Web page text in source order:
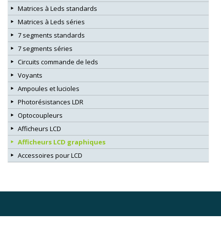
Matrices à Leds standards
Matrices à Leds séries
7 segments standards
7 segments séries
Circuits commande de leds
Voyants
Ampoules et lucioles
Photorésistances LDR
Optocoupleurs
Afficheurs LCD
Afficheurs LCD graphiques
Accessoires pour LCD